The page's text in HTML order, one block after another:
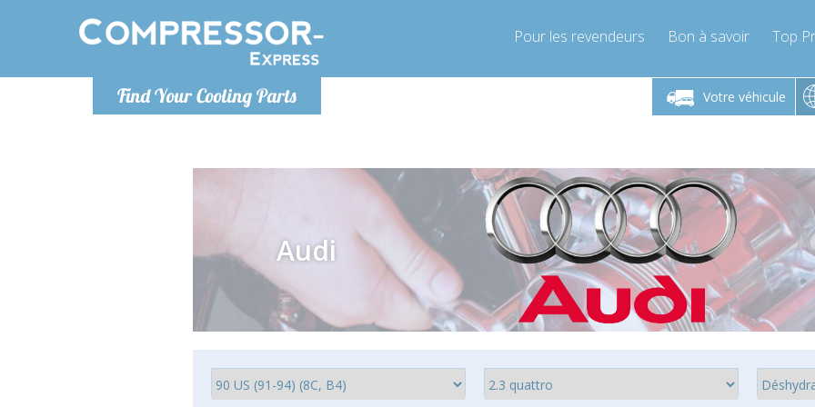
Find Your Cooling Parts
Pour les revendeurs Bon à savoir Top
Votre véhicule
Lundi-Vendredi 9h-17h Lundi-Vendredi 9h-17h
info@compressor-express.fr
Lundi-
Audi